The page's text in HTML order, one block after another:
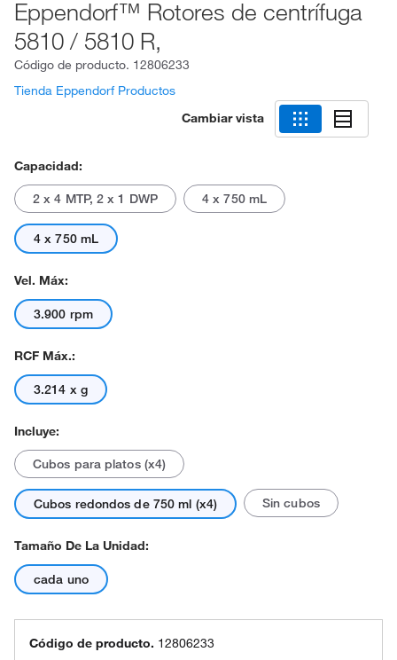
Eppendorf™ Rotores de centrífuga
5810 / 5810 R,
Código de producto. 12806233
Tienda Eppendorf Productos
Cambiar vista
Capacidad:
2 x 4 MTP, 2 x 1 DWP 4 x 750 mL
4 x 750 mL
Vel. Máx:
3.900 rpm
RCF Máx.:
3.214 x g
Incluye:
Cubos para platos (x4)
Cubos redondos de 750 ml (x4) Sin cubos
Tamaño De La Unidad:
cada uno
Código de producto. 12806233